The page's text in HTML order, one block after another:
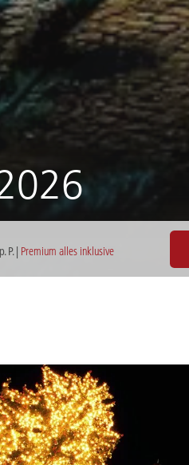
p. P. | Premium alles inklusive